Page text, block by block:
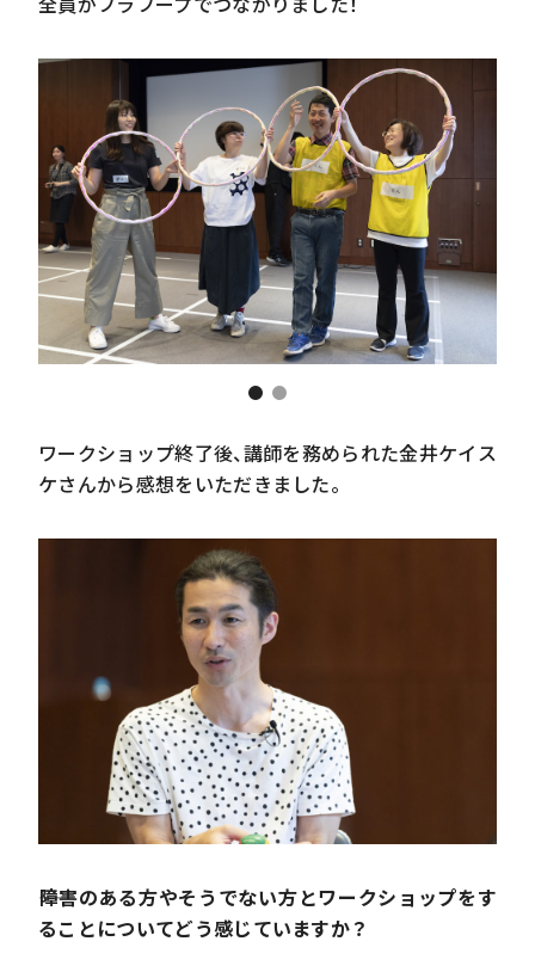
全員がフラフープでつながりました！
ワークショップ終了後、講師を務められた金井ケイス
ケさんから感想をいただきました。
――障害のある方やそうでない方とワークショップをす
ることについてどう感じていますか？